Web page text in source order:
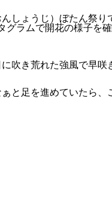
しょうじ）ぼたん祭り
グラムで開花の様子を
吹き荒れた強風で早
と足を進めていたら